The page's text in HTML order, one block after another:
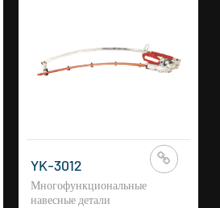
YK-3012
Многофункциональные
навесные детали